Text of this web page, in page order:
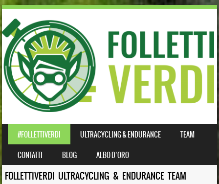
MENU
SKIP TO CONTENT
#FOLLETTIVERDI ULTRACYCLING & ENDURANCE
TEAM
CONTATTI
BLOG ALBO D’ORO
FOLLETTIVERDI ULTRACYCLING & ENDURANCE TEAM